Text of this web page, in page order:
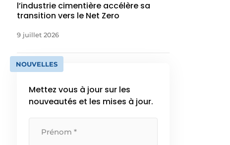
l’industrie cimentière accélère sa
transition vers le Net Zero
9 juillet 2026
NOUVELLES
Mettez vous à jour sur les
nouveautés et les mises à jour.